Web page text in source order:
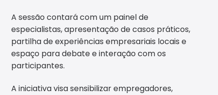
A sessão contará com um painel de
especialistas, apresentação de casos práticos,
partilha de experiências empresariais locais e
espaço para debate e interação com os
participantes.
A iniciativa visa sensibilizar empregadores,